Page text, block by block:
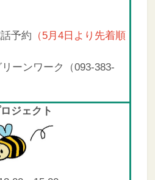
予約 （5月4日より先着順
ーンワーク（093-383-
ロジェクト